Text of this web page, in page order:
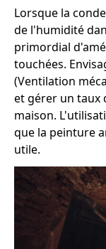
Lorsque la
de l'humidité
primordial
touchées.
(Ventilation
et gérer un taux
maison.
que la peinture
utile.